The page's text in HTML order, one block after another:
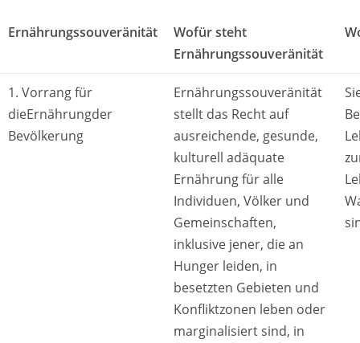
Ernährungssouveränität
Wofür steht
Ernährungssouveränität
1. Vorrang für
dieErnährungder
Bevölkerung
Ernährungssouveränität
stellt das Recht auf
ausreichende, gesunde,
kulturell adäquate
Ernährung für alle
Individuen, Völker und
Gemeinschaften,
inklusive jener, die an
Hunger leiden, in
besetzten Gebieten und
Konfliktzonen leben oder
marginalisiert sind, in